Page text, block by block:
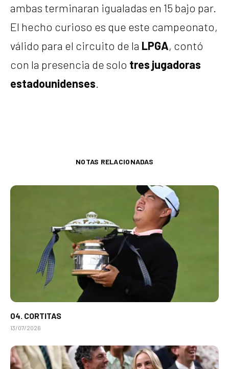
ambas terminaran igualadas en 15 bajo par.
El hecho curioso es que este campeonato,
válido para el circuito de la LPGA, contó
con la presencia de solo tres jugadoras
estadounidenses
NOTAS RELACIONADAS
04. CORTITAS
13/07/2026